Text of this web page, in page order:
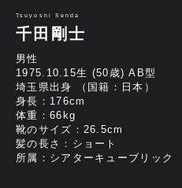
Tsuyoshi Senda
千田剛士
男性
1975.10.15生 (50歳) AB型
埼玉県出身 （国籍：日本）
身長：176cm
体重：66kg
靴のサイズ：26.5cm
髪の長さ：ショート
所属：シアターキューブリック